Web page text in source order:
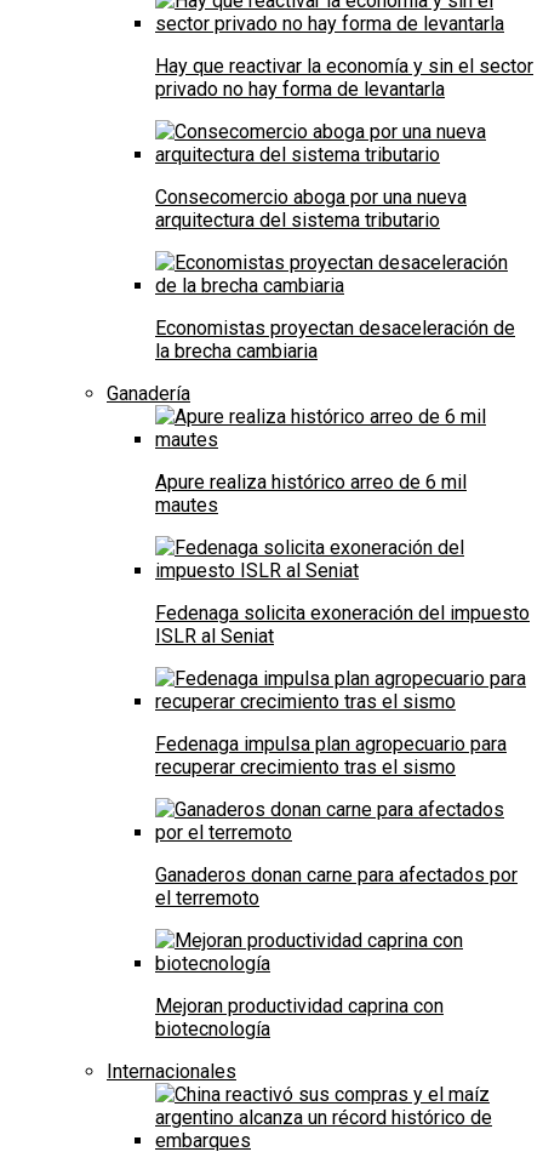
Hay que reactivar la economía y sin el sector
privado no hay forma de levantarla
Consecomercio aboga por una nueva
arquitectura del sistema tributario
Economistas proyectan desaceleración de
la brecha cambiaria
Ganadería
Apure realiza histórico arreo de 6 mil
mautes
Fedenaga solicita exoneración del impuesto
ISLR al Seniat
Fedenaga impulsa plan agropecuario para
recuperar crecimiento tras el sismo
Ganaderos donan carne para afectados por
el terremoto
Mejoran productividad caprina con
biotecnología
Internacionales